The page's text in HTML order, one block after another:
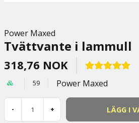
Power Maxed
Tvättvante i lammull
318,76 NOK
59 Power Maxed
- + LÄGG I